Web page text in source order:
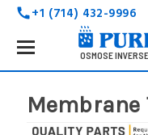
call+1 (714) 432-9996
OSMOSE
Membrane